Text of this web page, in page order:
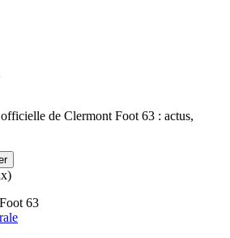
de Clermont Foot 63 : actus,
63